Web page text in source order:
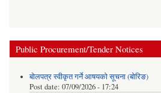
Public Procurement/Tender Notices
बोलपत्र स्वीकृत गर्ने आषयको सूचना (बोरिङ)
Post date: 07/09/2026 - 17:24